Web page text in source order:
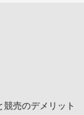
売のデメリット